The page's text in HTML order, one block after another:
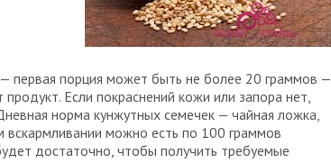
первая порция может быть не более 20 граммов —
Если покраснений кожи или запора нет,
норма кунжутных семечек — чайная ложка,
можно есть по 100 граммов
достаточно, чтобы получить требуемые